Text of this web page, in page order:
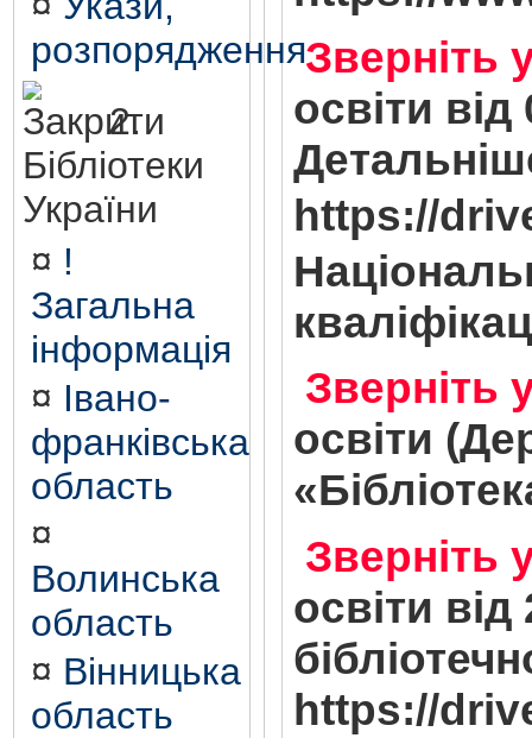
розпорядження
2.
Бібліотеки
України
¤ !
Загальна
інформація
¤ Івано-
франківська
область
¤
Волинська
область
¤ Вінницька
область
Зверніть
освіти
https://
Зверніть
освіти
Зверніть
освіти
https://